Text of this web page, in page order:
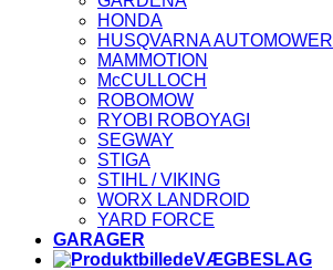
HONDA
HUSQVARNA AUTOMOWER
MAMMOTION
McCULLOCH
ROBOMOW
RYOBI ROBOYAGI
SEGWAY
STIGA
STIHL / VIKING
WORX LANDROID
YARD FORCE
GARAGER
VÆGBESLAG